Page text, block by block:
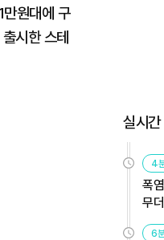
원대에 구
시한 스테
실시
4
폭
무
6